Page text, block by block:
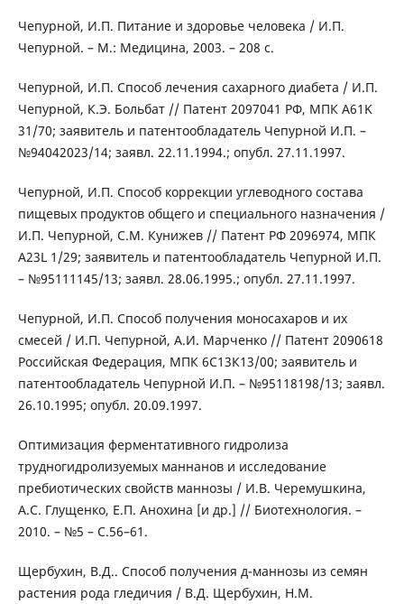
Чепурной, И.П. Питание и здоровье человека / И.П.
Чепурной. – М.: Медицина, 2003. – 208 с.
Чепурной, И.П. Способ лечения сахарного диабета / И.П.
Чепурной, К.Э. Больбат // Патент 2097041 РФ, МПК A61K
31/70; заявитель и патентообладатель Чепурной И.П. –
№94042023/14; заявл. 22.11.1994.; опубл. 27.11.1997.
Чепурной, И.П. Способ коррекции углеводного состава
пищевых продуктов общего и специального назначения /
И.П. Чепурной, С.М. Кунижев // Патент РФ 2096974, МПК
A23L 1/29; заявитель и патентообладатель Чепурной И.П.
– №95111145/13; заявл. 28.06.1995.; опубл. 27.11.1997.
Чепурной, И.П. Способ получения моносахаров и их
смесей / И.П. Чепурной, А.И. Марченко // Патент 2090618
Российская Федерация, МПК 6С13К13/00; заявитель и
патентообладатель Чепурной И.П. – №95118198/13; заявл.
26.10.1995; опубл. 20.09.1997.
Оптимизация ферментативного гидролиза
трудногидролизуемых маннанов и исследование
пребиотических свойств маннозы / И.В. Черемушкина,
А.С. Глущенко, Е.П. Анохина [и др.] // Биотехнология. –
2010. – №5 – С.56–61.
Щербухин, В.Д.. Способ получения д-маннозы из семян
растения рода гледичия / В.Д. Щербухин, Н.М.